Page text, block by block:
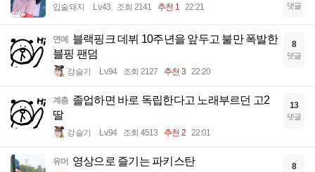
입술돼지 Lv.43 조회 2141 추천 1 22:21 댓글
연예
블랙핑크 데뷔 10주년을 앞두고 불만 폭발한
블핑 팬덤
강슬기 Lv.94 조회 2127 추천 3 22:20
8
댓글
계층 졸업하면 바로 독립한다고 노래부르던 고2
딸
강슬기 Lv.94 조회 4513 추천 2 22:01
13
댓글
유머 영상으로 즐기는 파키스탄 8